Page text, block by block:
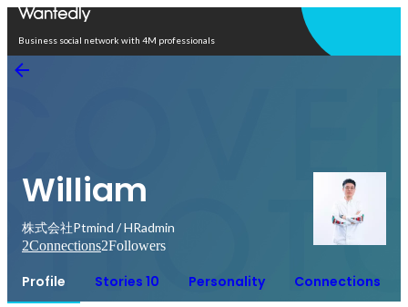
Business social network with 4M professionals
William
株式会社Ptmind / HRadmin
2Connections2Followers
Profile Stories 10 Personality Connections